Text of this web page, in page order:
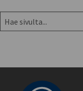
Hae
sivulta: